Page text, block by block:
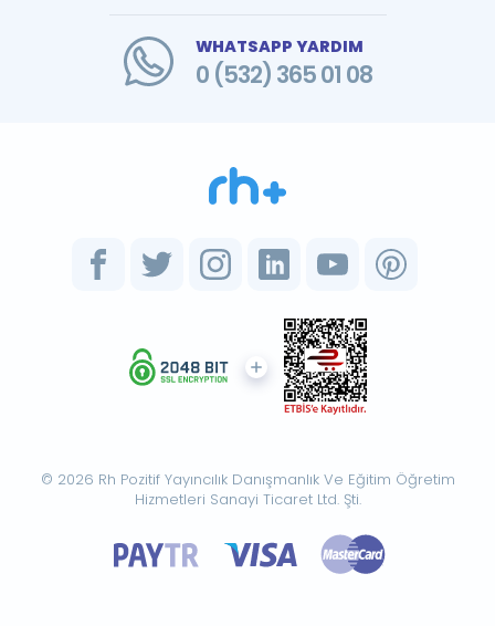
WHATSAPP YARDIM
0 (532) 365 01 08
© 2026 Rh Pozitif Yayıncılık Danışmanlık Ve Eğitim Öğretim
Hizmetleri Sanayi Ticaret Ltd. Şti.